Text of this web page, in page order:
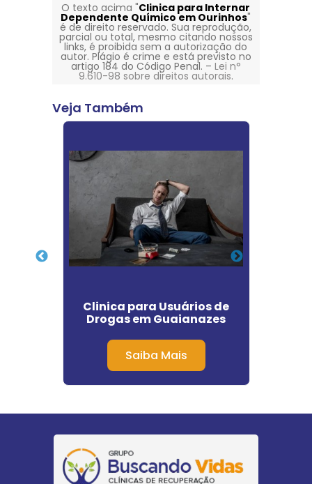
O texto acima "Clinica para Internar
Dependente Químico em Ourinhos"
é de direito reservado. Sua reprodução,
parcial ou total, mesmo citando nossos
links, é proibida sem a autorização do
autor. Plágio é crime e está previsto no
artigo 184 do Código Penal. – Lei n°
9.610-98 sobre direitos autorais.
Veja Também
Clinica para Usuários de
Drogas em Guaianazes
Saiba Mais